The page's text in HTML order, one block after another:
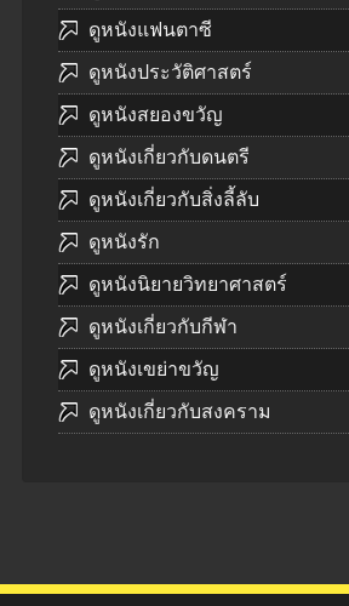
ดูหนังแฟนตาซี
ดูหนังประวัติศาสตร์
ดูหนังสยองขวัญ
ดูหนังเกี่ยวกับดนตรี
ดูหนังเกี่ยวกับสิ่งลี้ลับ
ดูหนังรัก
ดูหนังนิยายวิทยาศาสตร์
ดูหนังเกี่ยวกับกีฬา
ดูหนังเขย่าขวัญ
ดูหนังเกี่ยวกับสงคราม